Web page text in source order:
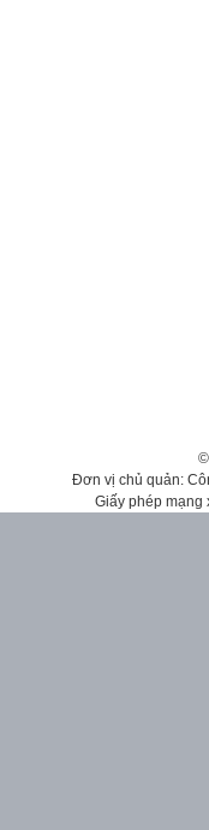
Đơn vị chủ quản:
Giấy phép mạng